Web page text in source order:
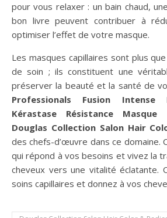
pour vous relaxer : un bain chaud,
bon livre peuvent contribuer à
optimiser l’effet de votre masque.
Les masques capillaires sont plus
de soin ; ils constituent une
préserver la beauté et la santé de
Professionals Fusion Intense
Kérastase Résistance Masque
Douglas Collection Salon Hair
des chefs-d’œuvre dans ce domaine.
qui répond à vos besoins et vivez la
cheveux vers une vitalité éclatante.
soins capillaires et donnez à vos